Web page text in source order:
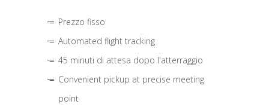
Prezzo fisso
Automated flight tracking
45 minuti di attesa dopo l'atterraggio
Convenient pickup at precise meeting
point